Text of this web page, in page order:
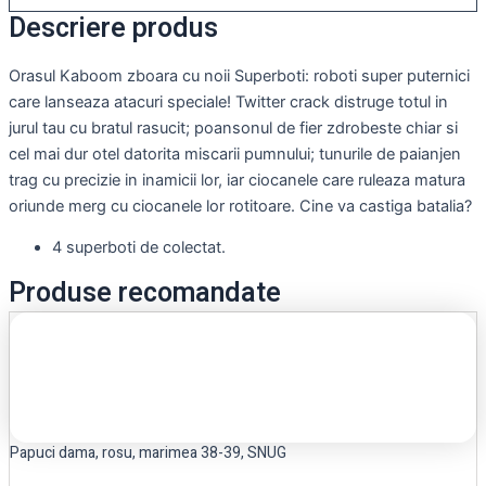
Descriere produs
Orasul Kaboom zboara cu noii Superboti: roboti super puternici
care lanseaza atacuri speciale! Twitter crack distruge totul in
jurul tau cu bratul rasucit; poansonul de fier zdrobeste chiar si
cel mai dur otel datorita miscarii pumnului; tunurile de paianjen
trag cu precizie in inamicii lor, iar ciocanele care ruleaza matura
oriunde merg cu ciocanele lor rotitoare. Cine va castiga batalia?
4 superboti de colectat.
Produse recomandate
Papuci dama, rosu, marimea 38-39, SNUG